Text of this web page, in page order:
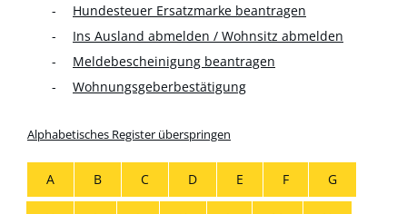
Hundesteuer Ersatzmarke beantragen
Ins Ausland abmelden / Wohnsitz abmelden
Meldebescheinigung beantragen
Wohnungsgeberbestätigung
Alphabetisches Register überspringen
A B C D E F G